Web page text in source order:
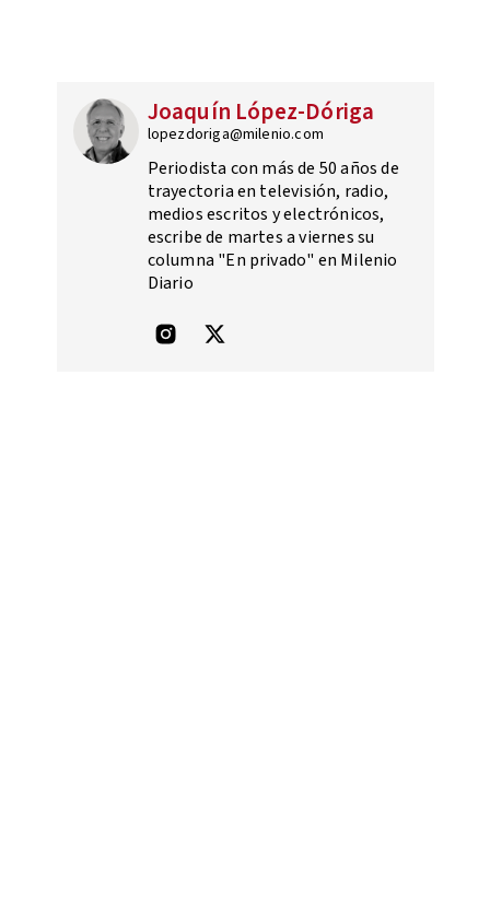
Joaquín López-Dóriga
lopezdoriga@milenio.com
Periodista con más de 50 años de
trayectoria en televisión, radio,
medios escritos y electrónicos,
escribe de martes a viernes su
columna "En privado" en Milenio
Diario